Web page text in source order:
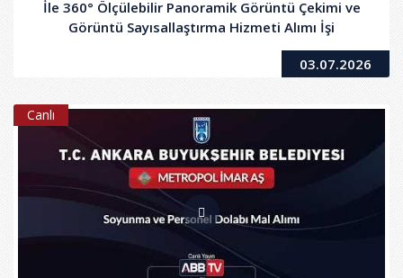
İle 360° Ölçülebilir Panoramik Görüntü Çekimi ve
Görüntü Sayısallaştırma Hizmeti Alımı İşi
03.07.2026
Canlı